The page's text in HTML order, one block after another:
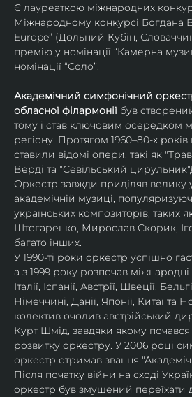
Є лауреаткою міжнародних
Міжнародному конкурсі Богдана
Europe” (Дольний Кубін,
премію у номінації “Камерна
номінації “Соло”.
Академічний симфонічний
обласної філармонії був
тому і став ключовим осередком
регіону. Протягом 1960–80-х років
ставили відомі опери, такі як
Верді та "Севільський
Оркестр завжди приділяв велику
академічній музиці,
українських композиторів, таких
Штогаренко, Мирослав Скорик,
багато інших.
У 1990-ті роки оркестр успішно
а з 1999 року розпочав
Італії, Іспанії, Австрії, Швеції,
Німеччині, Данії, Японії, Китаї та
колектив очолив австрійський
Курт Шмід, завдяки якому
розвитку оркестру. У 2006 році
оркестр отримав звання
Після початку війни на сході
оркестр був змушений переїхати